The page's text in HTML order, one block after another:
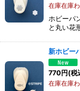
在庫在庫
ホビーパ
と丸い花
新ホビー
770円(税
在庫在庫